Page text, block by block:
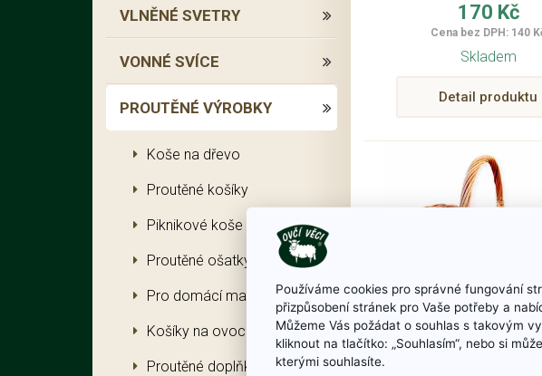
VLNĚNÉ SVETRY
VONNÉ SVÍCE
PROUTĚNÉ VÝROBKY
Koše na dřevo
Proutěné košíky
Piknikové koše
Proutěné ošatky a tácy
Pro domácí mazlíčky
Košíky na ovoce a zeleninu
Proutěné doplňky
170 Kč
Cena bez DPH: 140
Skladem
Detail produktu
Používáme cookies pro správné fungování
přizpůsobení stránek pro Vaše potřeby a
Můžeme Vás požádat o souhlas s takovým
kliknout na tlačítko: „Souhlasím“, nebo si
kterými souhlasíte.